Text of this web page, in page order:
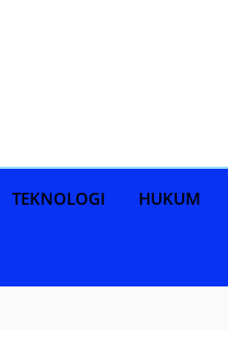
TEKNOLOGI HUKUM